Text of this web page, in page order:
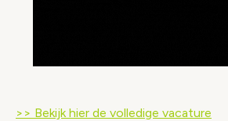
>> Bekijk hier de volledige vacature